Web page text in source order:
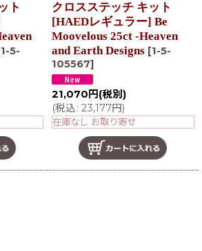
ト
1-5-
クロスステッチ キット
[HAEDレギュラー] Be
Moovelous 25ct -Heaven
and Earth Designs [1-5-
105567]
21,070 円 (税別)
(税込: 23,177円)
在庫なし お取り寄せ